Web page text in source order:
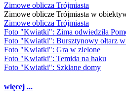
Zimowe oblicza Trójmiasta
Zimowe oblicze Trójmiasta w
Zimowe oblicza Trójmiasta
Foto "Kwiatki": Zima odwiedziła
Foto "Kwiatki": Bursztynowy ołtarz
Foto "Kwiatki": Gra w zielone
Foto "Kwiatki": Temida na haku
Foto "Kwiatki": Szklane domy
więcej ...